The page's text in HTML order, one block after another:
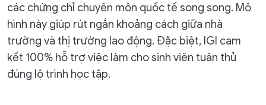
các chứng chỉ chuyên môn quốc tế song song. Mô
hình này giúp rút ngắn khoảng cách giữa nhà
trường và thị trường lao động. Đặc biệt, IGI cam
kết 100% hỗ trợ việc làm cho sinh viên tuân thủ
đúng lộ trình học tập.